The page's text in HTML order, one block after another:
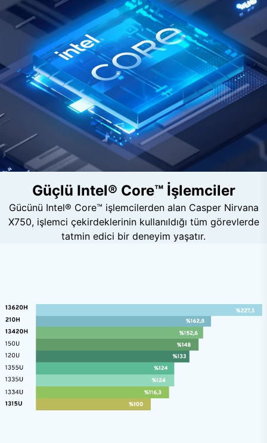
Güçlü Intel® Core™ İşlemciler
Gücünü Intel® Core™ işlemcilerden alan Casper Nirvana
X750, işlemci çekirdeklerinin kullanıldığı tüm görevlerde
tatmin edici bir deneyim yaşatır.